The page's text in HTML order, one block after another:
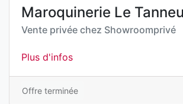
Maroquinerie Le
Vente privée chez Showroomprivé
Plus d'infos
Offre terminée